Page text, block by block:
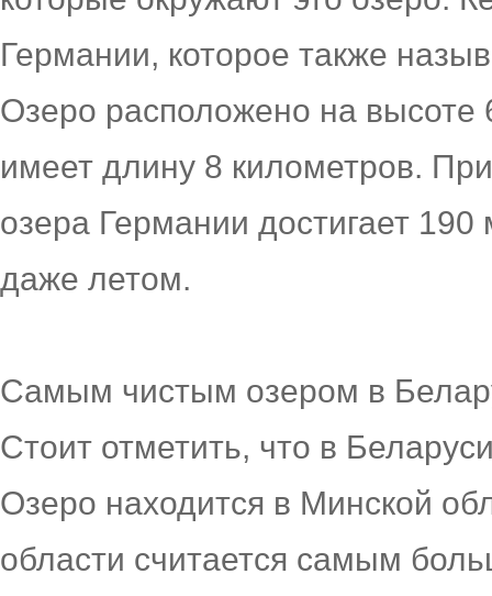
Германии, которое также
Озеро расположено на
имеет длину 8 километров.
озера Германии достигает
даже летом.
Самым чистым озером в
Стоит отметить, что в
Озеро находится в Минской
области считается самым